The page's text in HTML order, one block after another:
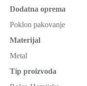
Dodatna oprema
Poklon pakovanje
Materijal
Metal
Tip proizvoda